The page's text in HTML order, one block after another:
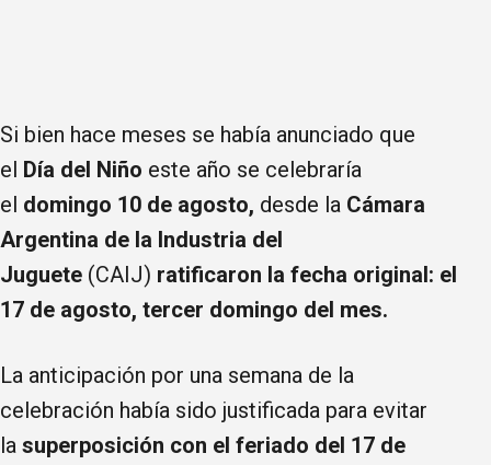
Si bien hace meses se había anunciado que
el Día del Niño este año se celebraría
el domingo 10 de agosto, desde la Cámara
Argentina de la Industria del
Juguete (CAIJ) ratificaron la fecha original: el
17 de agosto, tercer domingo del mes.
La anticipación por una semana de la
celebración había sido justificada para evitar
la superposición con el feriado del 17 de